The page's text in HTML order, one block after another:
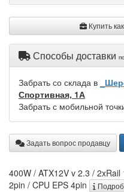
Купить
Способы доставки
Забрать со склада в
Спортивная, 1А
Забрать с мобильной
Задать вопрос продавцу
400W / ATX12V v 2.3 /
2pin / CPU EPS 4pin